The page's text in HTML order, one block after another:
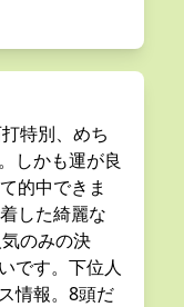
特別、めち
しかも運が良
的中できま
した綺麗な
のみの決
です。下位人
情報。8頭だ